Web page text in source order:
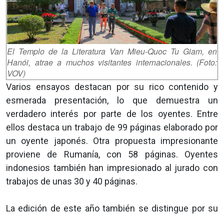
El Templo de la Literatura Van Mieu-Quoc Tu Giam, en
Hanói, atrae a muchos visitantes internacionales. (Foto:
VOV)
Varios ensayos destacan por su rico contenido y
esmerada presentación, lo que demuestra un
verdadero interés por parte de los oyentes. Entre
ellos destaca un trabajo de 99 páginas elaborado por
un oyente japonés. Otra propuesta impresionante
proviene de Rumanía, con 58 páginas. Oyentes
indonesios también han impresionado al jurado con
trabajos de unas 30 y 40 páginas.
La edición de este año también se distingue por su